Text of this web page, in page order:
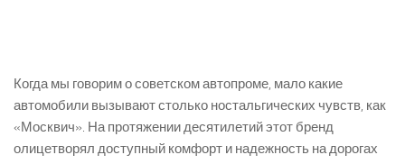
Когда мы говорим о советском автопроме, мало какие
автомобили вызывают столько ностальгических чувств, как
«Москвич». На протяжении десятилетий этот бренд
олицетворял доступный комфорт и надежность на дорогах